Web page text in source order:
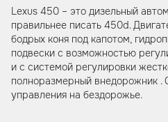
Lexus 450 – это дизельный
правильнее писать 450d.
бодрых коня под капотом,
подвески с возможностью
и с системой регулировки
полноразмерный внедорожник
управления на бездорожье.